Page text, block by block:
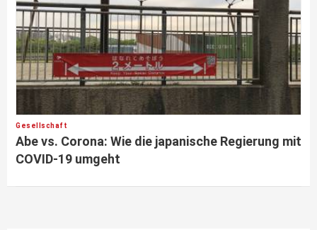
Gesellschaft
Abe vs. Corona: Wie die japanische Regierung mit
COVID-19 umgeht